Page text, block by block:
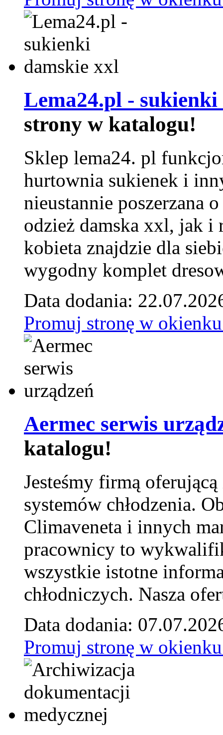
Lema24.pl -
strony w katalogu!
Sklep lema24. pl
hurtownia sukienek i
nieustannie poszerzana
odzież damska xxl, jak i
kobieta znajdzie dla
wygodny komplet
Data dodania:
Promuj stronę w
Aermec serwis
katalogu!
Jesteśmy firmą
systemów chłodzenia.
Climaveneta i innych
pracownicy to
wszystkie istotne
chłodniczych. Nasza
Data dodania:
Promuj stronę w